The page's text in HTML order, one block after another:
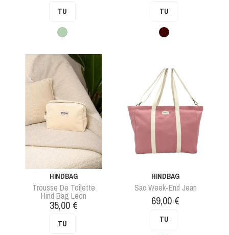
TU
Vert
TU
Marron
HINDBAG
Trousse De Toilette
Hind Bag Leon
Prix
35,00 €
TU
HINDBAG
Sac Week-End Jean
Prix
69,00 €
TU